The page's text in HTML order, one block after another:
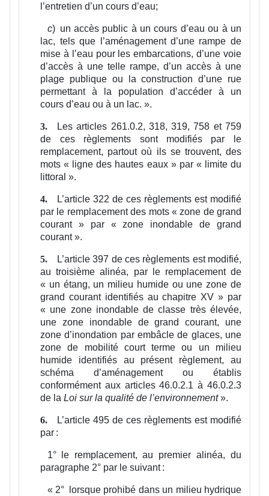
l’entretien d’un cours d’eau;
c) un accès public à un cours d’eau ou à un
lac, tels que l’aménagement d’une rampe de
mise à l’eau pour les embarcations, d’une voie
d’accès à une telle rampe, d’un accès à une
plage publique ou la construction d’une rue
permettant à la population d’accéder à un
cours d’eau ou à un lac. ».
3.
Les articles 261.0.2, 318, 319, 758 et 759
de ces règlements sont modifiés par le
remplacement, partout où ils se trouvent, des
mots « ligne des hautes eaux » par « limite du
littoral ».
4.
L’article 322 de ces règlements est modifié
par le remplacement des mots « zone de grand
courant » par « zone inondable de grand
courant ».
5.
L’article 397 de ces règlements est modifié,
au troisième alinéa, par le remplacement de
« un étang, un milieu humide ou une zone de
grand courant identifiés au chapitre XV » par
« une zone inondable de classe très élevée,
une zone inondable de grand courant, une
zone d’inondation par embâcle de glaces, une
zone de mobilité court terme ou un milieu
humide identifiés au présent règlement, au
schéma d’aménagement ou établis
conformément aux articles 46.0.2.1 à 46.0.2.3
de laLoi sur la qualité de l’environnement».
6.
L’article 495 de ces règlements est modifié
par :
1°
le remplacement, au premier alinéa, du
paragraphe 2° par le suivant :
« 2°
lorsque prohibé dans un milieu hydrique